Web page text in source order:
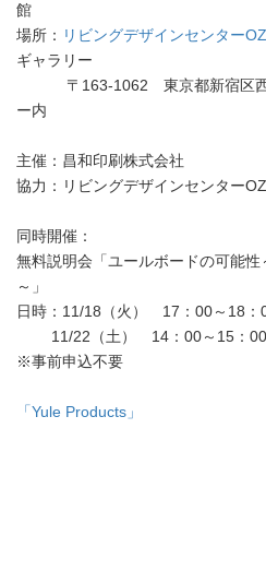
館
場所： リビングデザインセンター
ギャラリー
〒163-1062 東京都新宿区西
ー内
主催：昌和印刷株式会社
協力：リビングデザインセンター
同時開催：
無料説明会「ユールボードの可能
～」
日時：11/18（火） 17：00～18：
11/22（土） 14：00～15：
※事前申込不要
「Yule Products」